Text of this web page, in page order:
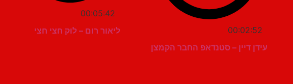
00:02:52
עידן דיין – סטנדאפ החבר הקמצן
00:05:42
ליאור רום – לוק חצי חצי